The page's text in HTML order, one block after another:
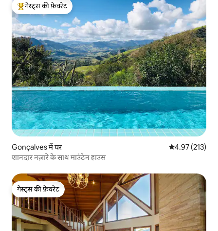
गेस्ट्स का टॉप फ़ेवरेट
गेस्ट्स की फ़ेवरेट
Gonçalves में घर औसत रेटिंग 5 में से
4.97 (213)
शानदार नज़ारे के साथ माउंटेन हाउस
गेस्ट्स की फ़ेवरेट
गेस्ट्स की फ़ेवरेट